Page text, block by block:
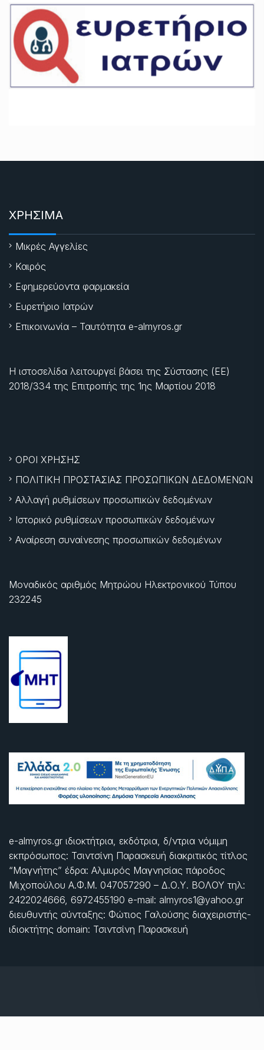
ΧΡΗΣΙΜΑ
Μικρές Αγγελίες
Καιρός
Εφημερεύοντα φαρμακεία
Ευρετήριο Ιατρών
Επικοινωνία – Ταυτότητα e-almyros.gr
Η ιστοσελίδα λειτουργεί βάσει της Σύστασης (ΕΕ)
2018/334 της Επιτροπής της 1ης Μαρτίου 2018
ΟΡΟΙ ΧΡΗΣΗΣ
ΠΟΛΙΤΙΚΗ ΠΡΟΣΤΑΣΙΑΣ ΠΡΟΣΩΠΙΚΩΝ ΔΕΔΟΜΕΝΩΝ
Αλλαγή ρυθμίσεων προσωπικών δεδομένων
Ιστορικό ρυθμίσεων προσωπικών δεδομένων
Αναίρεση συναίνεσης προσωπικών δεδομένων
Μοναδικός αριθμός Μητρώου Ηλεκτρονικού Τύπου
232245
e-almyros.gr ιδιοκτήτρια, εκδότρια, δ/ντρια νόμιμη
εκπρόσωπος: Τσιντσίνη Παρασκευή διακριτικός τίτλος
“Μαγνήτης” έδρα: Αλμυρός Μαγνησίας πάροδος
Μιχοπούλου Α.Φ.Μ. 047057290 – Δ.Ο.Υ. ΒΟΛΟΥ τηλ:
2422024666, 6972455190 e-mail: almyros1@yahoo.gr
διευθυντής σύνταξης: Φώτιος Γαλούσης διαχειριστής-
ιδιοκτήτης domain: Τσιντσίνη Παρασκευή